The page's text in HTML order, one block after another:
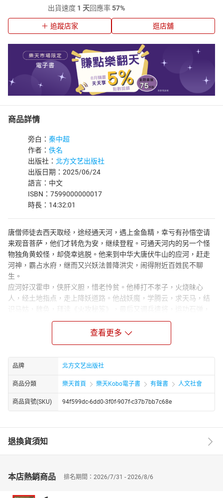
出貨速度 1 天回應率57%
追蹤店家 逛店舖
商品詳情
旁白： 秦中超
作者： 佚名
出版社： 北方文艺出版社
出版日期：2025/06/24
語言：中文
ISBN：7599000000017
時長：14:32:01
唐僧师徒去西天取经，途经通天河，遇上金鱼精，幸亏有孙悟空请
来观音菩萨，他们才转危为安，继续登程。可通天河内的另一个怪
物独角黄蛟怪，却侥幸逃脱。他来到中华大唐伏牛山的应河，赶走
河神，霸占水府，继而又兴妖法普降洪灾，闹得附近百姓民不聊
生。
应河好汉霍申，侠肝义胆，惜老怜贫。他棒打不孝子，火烧昧心
人，经土地指点，走上降妖道路。他战妖魔，学腾云，求天马，结
识马姑，魏奂，拜读《火攻秘笈》，最后又调兵遣将，运功石弹，
历尽艰难险阻，终于在正月十三这一天降除了妖魔，将其锁到薛
潭。除妖过程中，应河五老到处游说说书，动员百姓，传达部署。
功成之后，正月十三到马街说书听书便成为一种习俗。
到得马街之时，已越千年。他看到了马街书会的盛况，顿时就如痴
如醉喜上眉梢，竟然差点儿忘了传旨，以至于直到夜戏快唱完的时
候才登台宣诏。
马街书会，不日将惊动玉帝携众仙前来……
查看更多
品牌 北方文艺出版社
商品分類 樂天首頁 樂天Kobo電子書 有聲書 人文社會
商品貨號(SKU) 94f599dc-6dd0-3f0f-907f-c37b7bb7c68e
退換貨須知
本店熱銷商品 排名期間：2026/7/31 - 2026/8/6